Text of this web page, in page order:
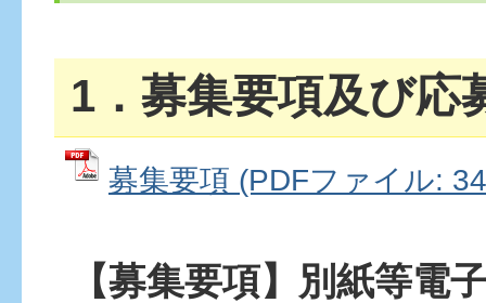
1．募集要項及び応
募集要項 (PDFファイル:
【募集要項】別紙等電